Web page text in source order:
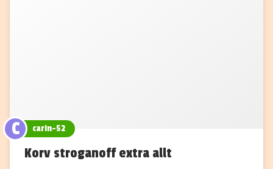
C carin-52
Korv stroganoff extra allt